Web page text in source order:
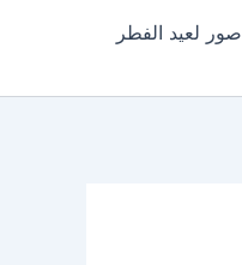
صور لعيد الفطر